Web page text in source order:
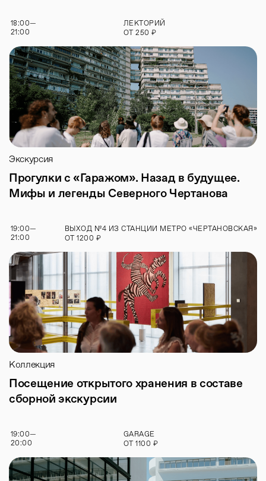
18:00—
21:00
ЛЕКТОРИЙ
ОТ250₽
Экскурсия
Прогулки с «Гаражом». Назад в будущее.
Мифы и легенды Северного Чертанова
19:00—
21:00
ВЫХОД №4 ИЗ СТАНЦИИ МЕТРО «ЧЕРТАНОВСКАЯ»
ОТ1200 ₽
Коллекция
Посещение открытого хранения в составе
сборной экскурсии
19:00—
20:00
GARAGE
ОТ1100 ₽